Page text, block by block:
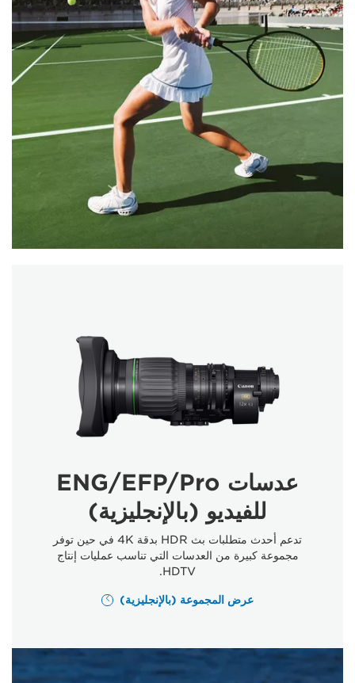
عدسات ENG/EFP/Pro
للفيديو (بالإنجليزية)
تدعم أحدث متطلبات بث HDR بدقة ‎4K في حين توفر
مجموعة كبيرة من العدسات التي تناسب عمليات إنتاج
HDTV.
عرض المجموعة (بالإنجليزية)